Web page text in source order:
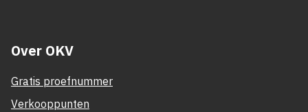
Over OKV
Gratis proefnummer
Verkooppunten